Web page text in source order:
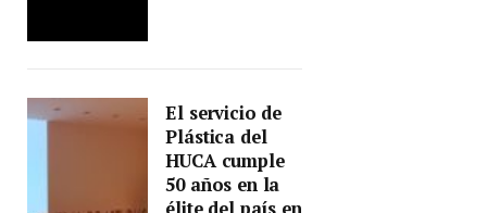
El servicio de
Plástica del
HUCA cumple
50 años en la